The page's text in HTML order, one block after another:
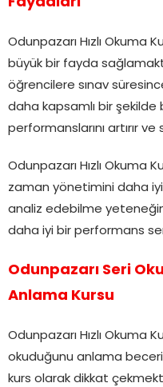
Faydaları
Odunpazarı Hızlı Okuma
büyük bir fayda
öğrencilere sınav
daha kapsamlı bir şekilde
performanslarını artırır ve
Odunpazarı Hızlı Okuma
zaman yönetimini daha iyi
analiz edebilme
daha iyi bir performans
Odunpazarı Seri
Anlama Kursu
Odunpazarı Hızlı Okuma
okuduğunu anlama
kurs olarak dikkat